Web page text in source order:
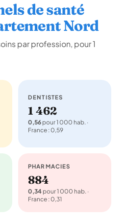
de santé
Nord
par profession, pour 1
DENTISTES
1 462
0,56 pour 1 000 hab. ·
France : 0,59
PHARMACIES
884
0,34 pour 1 000 hab. ·
France : 0,31